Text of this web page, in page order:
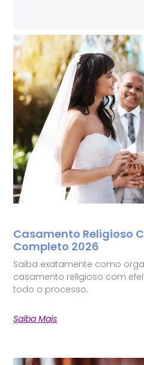
Casamento Religioso
Completo 2026
Saiba exatamente como
casamento religioso com
todo o processo.
Saiba Mais